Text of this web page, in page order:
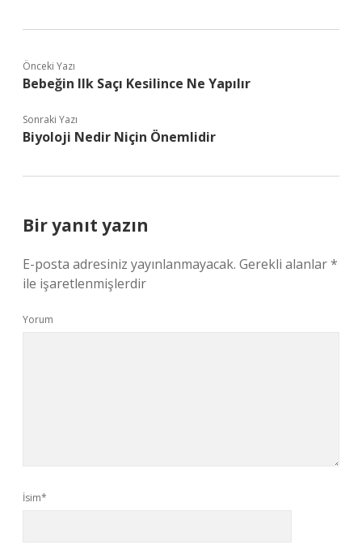
Önceki Yazı
Bebeğin Ilk Saçı Kesilince Ne Yapılır
Sonraki Yazı
Biyoloji Nedir Niçin Önemlidir
Bir yanıt yazın
E-posta adresiniz yayınlanmayacak. Gerekli alanlar*
ile işaretlenmişlerdir
Yorum
İsim*